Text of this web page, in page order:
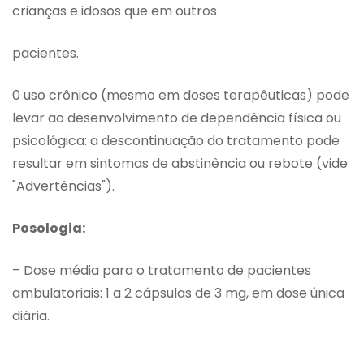
crianças e idosos que em outros
pacientes.
0 uso crônico (mesmo em doses terapêuticas) pode
levar ao desenvolvimento de dependência física ou
psicológica: a descontinuação do tratamento pode
resultar em sintomas de abstinência ou rebote (vide
"Advertências").
Posologia:
– Dose média para o tratamento de pacientes
ambulatoriais: 1 a 2 cápsulas de 3 mg, em dose única
diária.